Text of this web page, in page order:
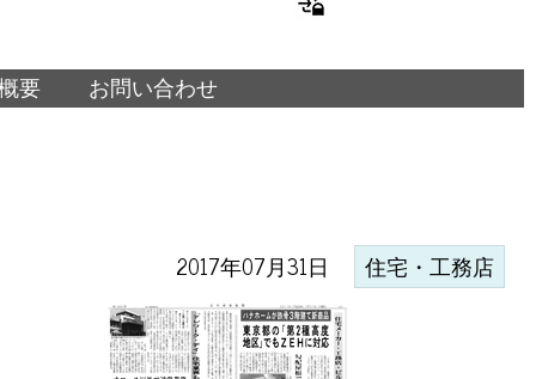
要 お問い合わせ
2017年07月31日 住宅・工務店